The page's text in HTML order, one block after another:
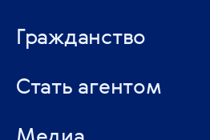
Стать агентом
Гражданство